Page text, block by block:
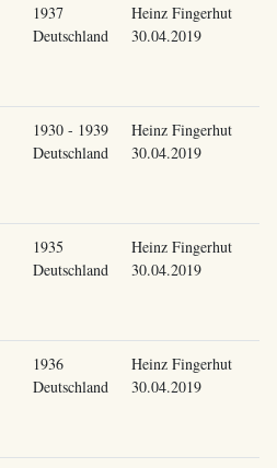
1937
Deutschland
Heinz Fingerhut
30.04.2019
1930 - 1939
Deutschland
Heinz Fingerhut
30.04.2019
1935
Deutschland
Heinz Fingerhut
30.04.2019
1936
Deutschland
Heinz Fingerhut
30.04.2019